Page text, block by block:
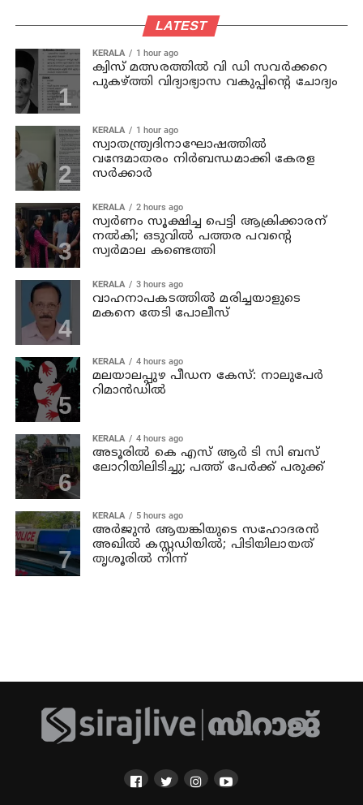
LATEST
KERALA 1 hour ago
ക്വിസ് മത്സരത്തില്‍ വി ഡി സവര്‍ക്കറെ
പുകഴ്ത്തി വിദ്യാഭ്യാസ വകുപ്പിന്റെ ചോദ്യം
KERALA 1 hour ago
സ്വാതന്ത്ര്യദിനാഘോഷത്തില്‍
വന്ദേമാതരം നിര്‍ബന്ധമാക്കി കേരള
സര്‍ക്കാര്‍
KERALA 2 hours ago
സ്വര്‍ണം സൂക്ഷിച്ച പെട്ടി ആക്രിക്കാരന്
നല്‍കി; ഒടുവില്‍ പത്തര പവന്റെ
സ്വര്‍മാല കണ്ടെത്തി
KERALA 3 hours ago
വാഹനാപകടത്തില്‍ മരിച്ചയാളുടെ
മകനെ തേടി പോലീസ്
KERALA 4 hours ago
മലയാലപ്പുഴ പീഡന കേസ്: നാലുപേര്‍
റിമാന്‍ഡില്‍
KERALA 4 hours ago
അടൂരില്‍ കെ എസ് ആര്‍ ടി സി ബസ്
ലോറിയിലിടിച്ചു; പത്ത് പേര്‍ക്ക് പരുക്ക്
KERALA 5 hours ago
അര്‍ജുന്‍ ആയങ്കിയുടെ സഹോദരന്‍
അഖില്‍ കസ്റ്റഡിയില്‍; പിടിയിലായത്
തൃശൂരില്‍ നിന്ന്